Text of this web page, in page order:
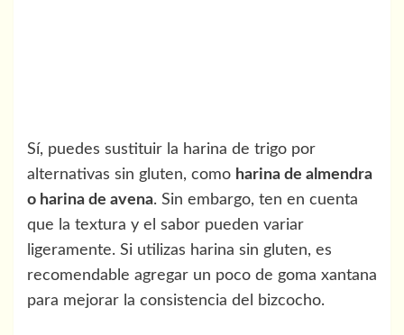
Sí, puedes sustituir la harina de trigo por
alternativas sin gluten, como harina de almendra
o harina de avena. Sin embargo, ten en cuenta
que la textura y el sabor pueden variar
ligeramente. Si utilizas harina sin gluten, es
recomendable agregar un poco de goma xantana
para mejorar la consistencia del bizcocho.